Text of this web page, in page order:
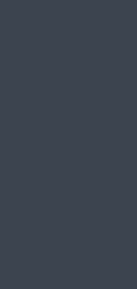
बासुदेव शर्मा,
जिल्ला न्यायाधिवक्ता सुर
कार्यक्रम सम्पन्न ।
कर्मचारीहरुको दुई(२)